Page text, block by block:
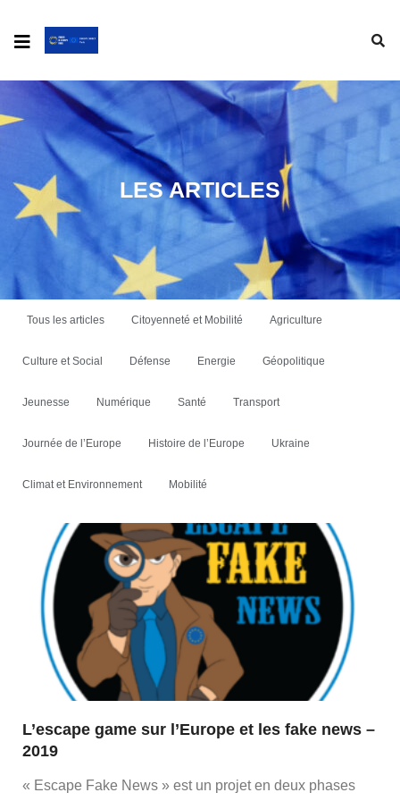
LES ARTICLES
Tous les articles Citoyenneté et Mobilité Agriculture
Culture et Social Défense Energie Géopolitique
Jeunesse Numérique Santé Transport
Journée de l’Europe Histoire de l’Europe Ukraine
Climat et Environnement Mobilité
L’escape game sur l’Europe et les fake news –
2019
« Escape Fake News » est un projet en deux phases